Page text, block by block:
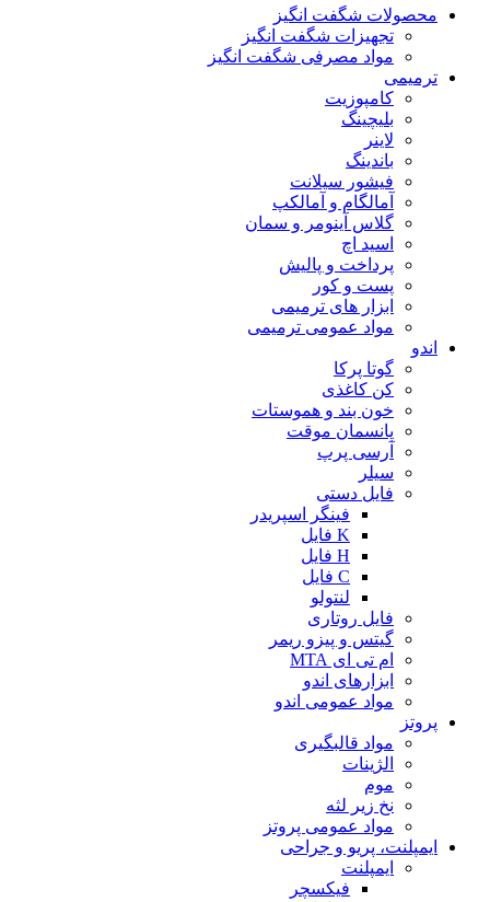
محصولات شگفت انگیز
تجهیزات شگفت انگیز
مواد مصرفی شگفت انگیز
ترمیمی
کامپوزیت
بلیچینگ
لاینر
باندینگ
فیشور سیلانت
آمالگام و آمالکپ
گلاس آینومر و سمان
اسید اچ
پرداخت و پالیش
پست و کور
ابزار های ترمیمی
مواد عمومی ترمیمی
اندو
گوتا پرکا
کن کاغذی
خون بند و هموستات
پانسمان موقت
آرسی پرپ
سیلر
فایل دستی
فینگر اسپریدر
K فایل
H فایل
C فایل
لنتولو
فایل روتاری
گیتس و پیزو ریمر
ام تی ای MTA
ابزارهای اندو
مواد عمومی اندو
پروتز
مواد قالبگیری
الژینات
موم
نخ زیر لثه
مواد عمومی پروتز
ایمپلنت، پریو و جراحی
ایمپلنت
فیکسچر